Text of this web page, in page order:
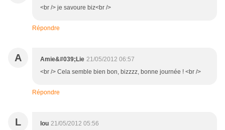
<br /> je savoure biz<br />
Répondre
A Amie&#039;Lie 21/05/2012 06:57
<br /> Cela semble bien bon, bizzzz, bonne journée ! <br />
Répondre
L lou 21/05/2012 05:56